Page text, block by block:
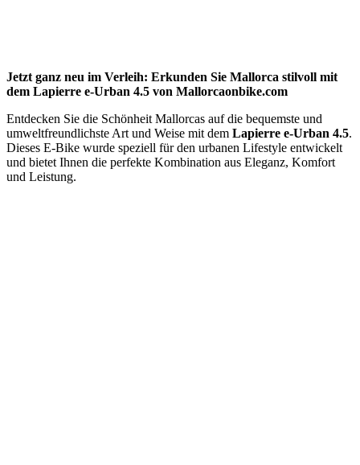
Jetzt ganz neu im Verleih: Erkunden Sie Mallorca stilvoll mit
dem Lapierre e-Urban 4.5 von Mallorcaonbike.com
Entdecken Sie die Schönheit Mallorcas auf die bequemste und
umweltfreundlichste Art und Weise mit dem Lapierre e-Urban 4.5.
Dieses E-Bike wurde speziell für den urbanen Lifestyle entwickelt
und bietet Ihnen die perfekte Kombination aus Eleganz, Komfort
und Leistung.